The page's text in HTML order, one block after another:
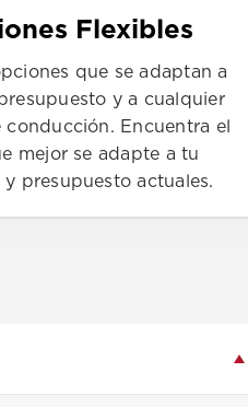
Flexibles
que se adaptan a
y a cualquier
conducción. Encuentra el
mejor se adapte a tu
y presupuesto actuales.